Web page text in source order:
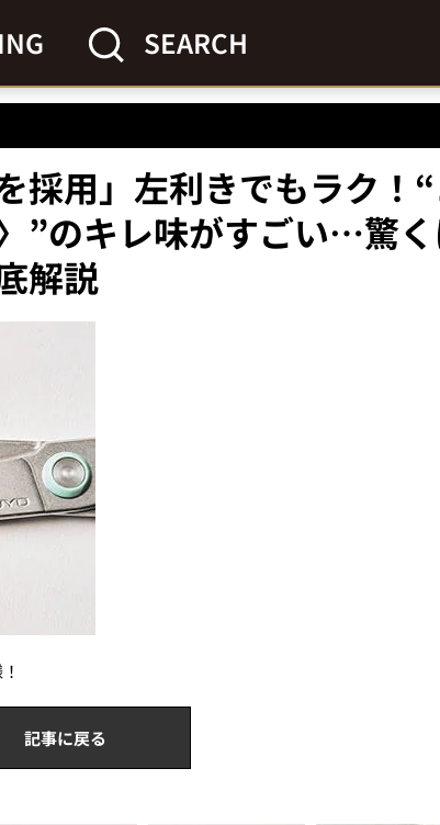
SEARCH
採用」左利きでもラク！
”のキレ味がすごい…驚
解説
記事に戻る